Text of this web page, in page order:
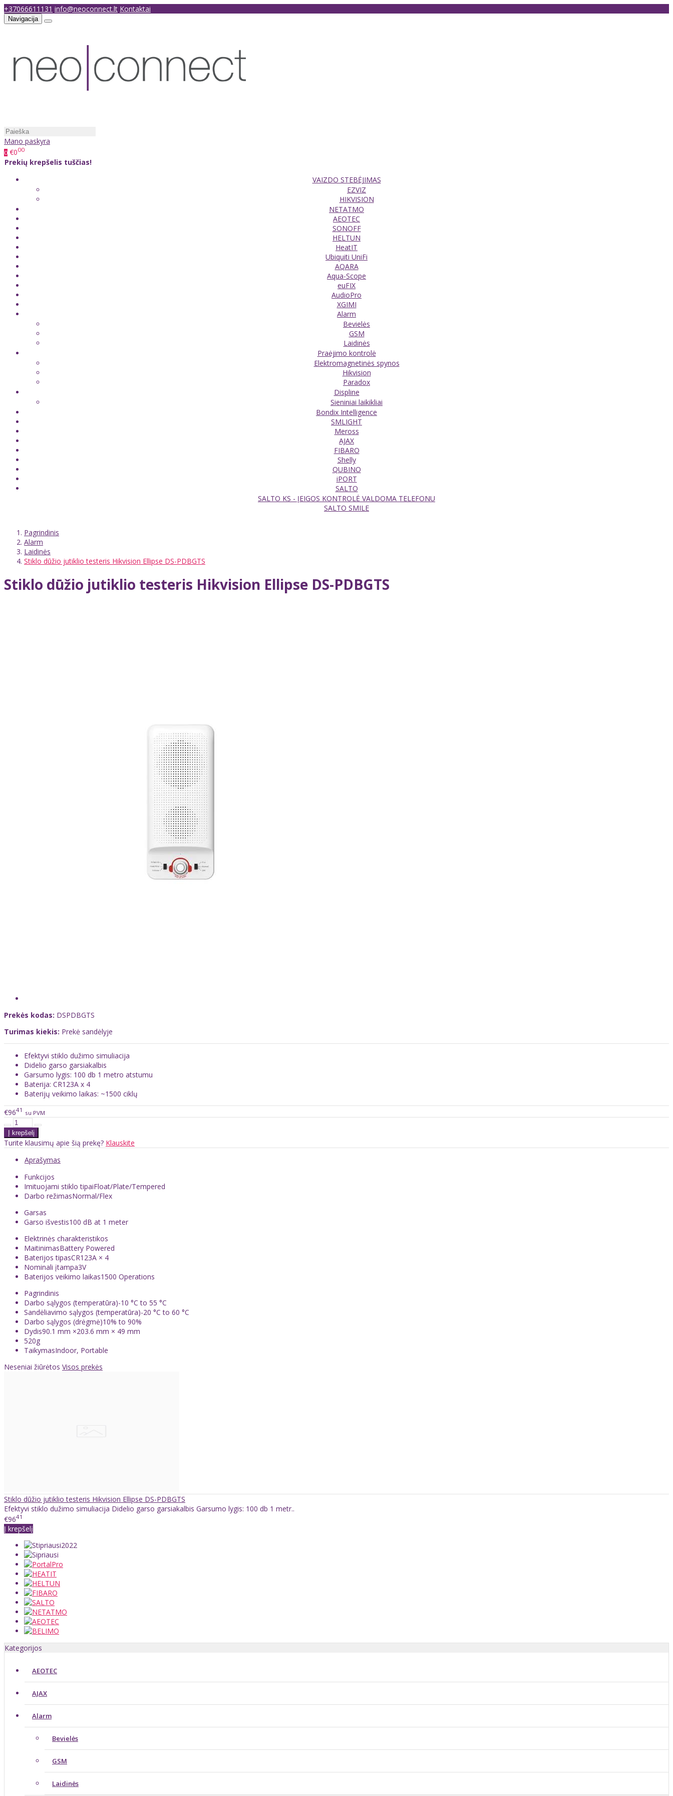
+37066611131 info@neoconnect.lt Kontaktai
Navigacija
Mano paskyra
0 €000
Prekių krepšelis tuščias!
VAIZDO STEBĖJIMAS
EZVIZ
HIKVISION
NETATMO
AEOTEC
SONOFF
HELTUN
HeatIT
Ubiquiti UniFi
AQARA
Aqua-Scope
euFIX
AudioPro
XGIMI
Alarm
Bevielės
GSM
Laidinės
Praėjimo kontrolė
Elektromagnetinės spynos
Hikvision
Paradox
Displine
Sieniniai laikikliai
Bondix Intelligence
SMLIGHT
Meross
AJAX
FIBARO
Shelly
QUBINO
iPORT
SALTO
SALTO KS - ĮEIGOS KONTROLĖ VALDOMA TELEFONU
SALTO SMILE
Pagrindinis
Alarm
Laidinės
Stiklo dūžio jutiklio testeris Hikvision Ellipse DS-PDBGTS
Stiklo dūžio jutiklio testeris Hikvision Ellipse DS-PDBGTS
Prekės kodas: DSPDBGTS
Turimas kiekis: Prekė sandėlyje
Efektyvi stiklo dužimo simuliacija
Didelio garso garsiakalbis
Garsumo lygis: 100 db 1 metro atstumu
Baterija: CR123A x 4
Baterijų veikimo laikas: ~1500 ciklų
€9641 su PVM
Turite klausimų apie šią prekę? Klauskite
Aprašymas
Funkcijos
Imituojami stiklo tipaiFloat/Plate/Tempered
Darbo režimasNormal/Flex
Garsas
Garso išvestis100 dB at 1 meter
Elektrinės charakteristikos
MaitinimasBattery Powered
Baterijos tipasCR123A × 4
Nominali įtampa3V
Baterijos veikimo laikas1500 Operations
Pagrindinis
Darbo sąlygos (temperatūra)-10 °C to 55 °C
Sandėliavimo sąlygos (temperatūra)-20 °C to 60 °C
Darbo sąlygos (drėgmė)10% to 90%
Dydis90.1 mm ×203.6 mm × 49 mm
520g
TaikymasIndoor, Portable
Neseniai žiūrėtos Visos prekės
Stiklo dūžio jutiklio testeris Hikvision Ellipse DS-PDBGTS
Efektyvi stiklo dužimo simuliacija Didelio garso garsiakalbis Garsumo lygis: 100 db 1 metr..
€9641
Į krepšelį
Kategorijos
AEOTEC
AJAX
Alarm
Bevielės
GSM
Laidinės